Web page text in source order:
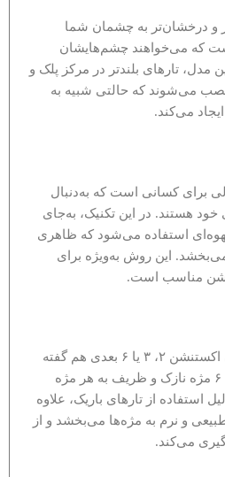
و درخشان‌تر به چشمان شما
که می‌خواهند چشم‌هایشان
تارهای بلندتر در مرکز پلک و
نصب می‌شوند که حالتی شبیه به
می‌کند.
برای کسانی است که به‌دنبال
هستند. در این تکنیک، به‌جای
استفاده می‌شود که ظاهری
این روش به‌ویژه برای
مناسب است.
مژه والیوم روسی، که به آن اکستنشن ۲، ۳ یا ۶ بعدی هم گفته
می‌شود، شامل افزودن ۲ تا ۶ مژه نازک و ظریف به هر مژه
استفاده از تارهای باریک، علاوه
و نرم به مژه‌ها می‌بخشد و از
می‌کند.